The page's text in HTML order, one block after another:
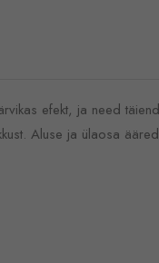
efekt, ja need
Aluse ja ülaosa